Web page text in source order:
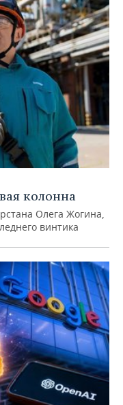
колонна
Олега Жогина,
винтика